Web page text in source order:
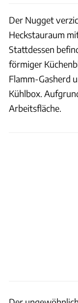
Der Nugget
Heckstauraum
Stattdessen
förmiger
Flamm-Gasherd
Kühlbox.
Arbeitsfläche.